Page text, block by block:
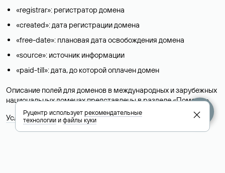
«registrar»: регистратор домена
«created»: дата регистрации домена
«free-date»: плановая дата освобождения домена
«source»: источник информации
«paid-till»: дата, до которой оплачен домен
Описание полей для доменов в международных и зарубежных
национальных доменах представлены в разделе «Помощь».
Условия использования Whois-сервиса
Руцентр используетрекомендательные
технологииифайлы куки